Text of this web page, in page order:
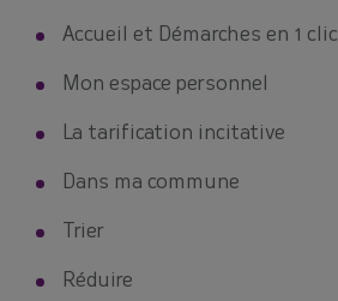
Accueil et Démarches en 1 clic
Mon espace personnel
La tarification incitative
Dans ma commune
Trier
Réduire